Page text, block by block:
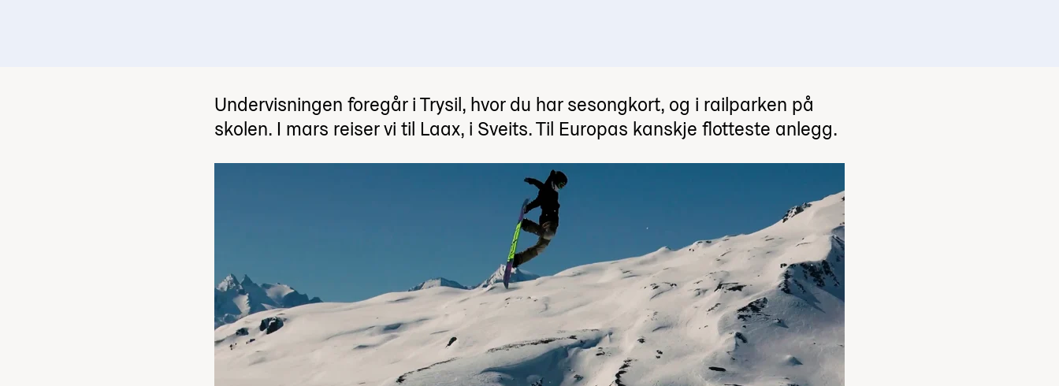
Undervisningen foregår i Trysil, hvor du har sesongkort, og i railparken på
skolen. I mars reiser vi til Laax, i Sveits. Til Europas kanskje flotteste anlegg.